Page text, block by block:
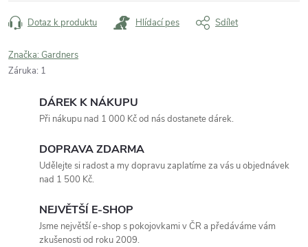
Dotaz k produktu Hlídací pes Sdílet
Značka: Gardners
Záruka: 1
DÁREK K NÁKUPU
Při nákupu nad 1 000 Kč od nás dostanete dárek.
DOPRAVA ZDARMA
Udělejte si radost a my dopravu zaplatíme za vás u objednávek
nad 1 500 Kč.
NEJVĚTŠÍ E-SHOP
Jsme největší e-shop s pokojovkami v ČR a předáváme vám
zkušenosti od roku 2009.